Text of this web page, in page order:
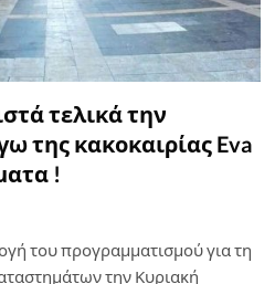
τελικά την
της κακοκαιρίας Eva
!
του προγραμματισμού για τη
την Κυριακή